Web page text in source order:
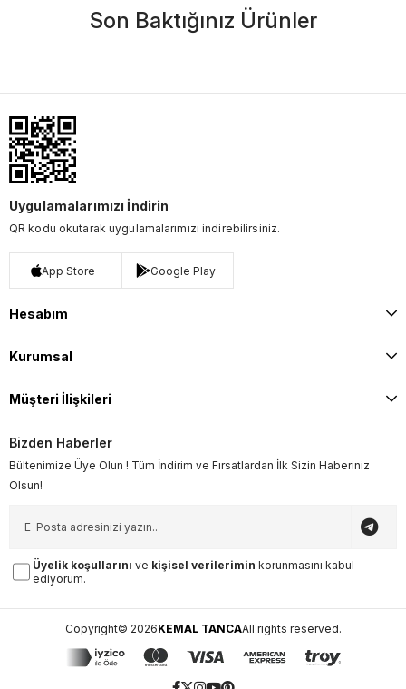
Son Baktığınız Ürünler
Uygulamalarımızı İndirin
QR kodu okutarak uygulamalarımızı indirebilirsiniz.
App Store Google Play
Hesabım
Kurumsal
Müşteri İlişkileri
Bizden Haberler
Bültenimize Üye Olun ! Tüm İndirim ve Fırsatlardan İlk Sizin Haberiniz
Olsun!
Üyelik koşullarını ve kişisel verilerimin korunmasını kabul
ediyorum.
Copyright© 2026KEMAL TANCAAll rights reserved.